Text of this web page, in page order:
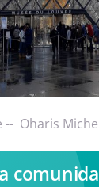
-- Oharis